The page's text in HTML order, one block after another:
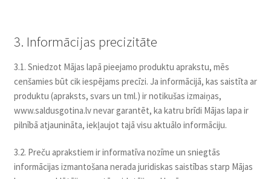
3. Informācijas precizitāte
3.1. Sniedzot Mājas lapā pieejamo produktu aprakstu, mēs
cenšamies būt cik iespējams precīzi. Ja informācijā, kas saistīta ar
produktu (apraksts, svars un tml.) ir notikušas izmaiņas,
www.saldusgotina.lv nevar garantēt, ka katru brīdi Mājas lapa ir
pilnībā atjaunināta, iekļaujot tajā visu aktuālo informāciju.
3.2. Preču aprakstiem ir informatīva nozīme un sniegtās
informācijas izmantošana nerada juridiskas saistības starp Mājas